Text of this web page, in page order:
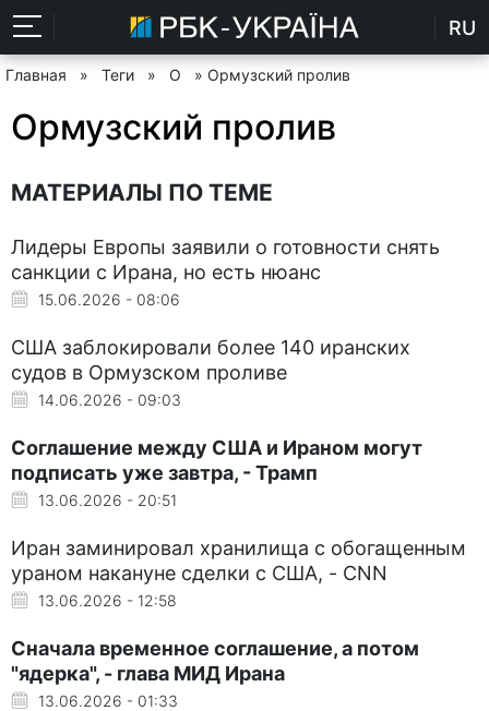
RU
Главная » Теги » О » Ормузский пролив
Ормузский пролив
МАТЕРИАЛЫ ПО ТЕМЕ
Лидеры Европы заявили о готовности снять
санкции с Ирана, но есть нюанс
15.06.2026 - 08:06
США заблокировали более 140 иранских
судов в Ормузском проливе
14.06.2026 - 09:03
Соглашение между США и Ираном могут
подписать уже завтра, - Трамп
13.06.2026 - 20:51
Иран заминировал хранилища с обогащенным
ураном накануне сделки с США, - CNN
13.06.2026 - 12:58
Сначала временное соглашение, а потом
"ядерка", - глава МИД Ирана
13.06.2026 - 01:33